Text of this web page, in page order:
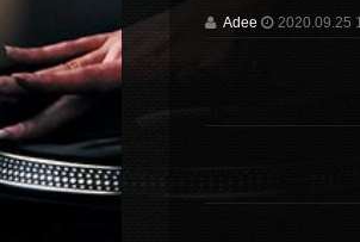
Adee 2020.09.25